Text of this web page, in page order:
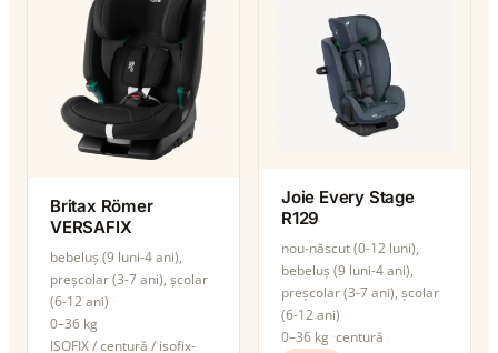
Britax Römer
VERSAFIX
bebeluș (9 luni-4 ani),
preșcolar (3-7 ani), școlar
(6-12 ani)
0–36 kg
ISOFIX / centură / isofix-
Joie Every Stage
R129
nou-născut (0-12 luni),
bebeluș (9 luni-4 ani),
preșcolar (3-7 ani), școlar
(6-12 ani)
0–36 kg centură